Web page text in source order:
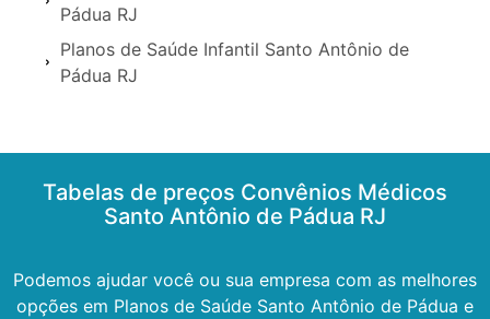
Pádua RJ
Planos de Saúde Infantil Santo Antônio de
Pádua RJ
Tabelas de preços Convênios Médicos
Santo Antônio de Pádua RJ
Podemos ajudar você ou sua empresa com as melhores
opções em Planos de Saúde Santo Antônio de Pádua e